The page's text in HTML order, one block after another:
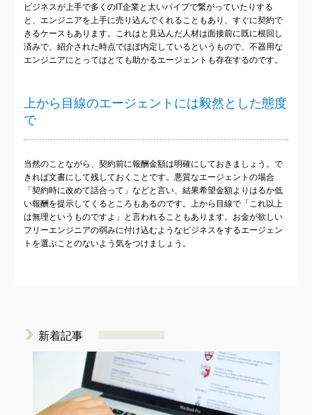
ビジネスが上手で多くのIT企業と太いパイプで繋がっていたりする
と、エンジニアを上手に売り込んでくれることもあり、すぐに契約で
きるケースもあります。これはと見込んだ人材は面接前に既に根回し
済みで、紹介された時点でほぼ内定しているというもので、不器用な
エンジニアにとってはとても助かるエージェントも存在するのです。
上から目線のエージェントには毅然とした態度
で
当然のことながら、契約前に報酬金額は明確にしておきましょう。で
きれば文書にして残しておくことです。悪質なエージェントの場合
「契約時に改めて話合って」などと言い、結果希望金額よりはるか低
い報酬を提示してくるところもあるのです。上から目線で「これ以上
は無理というものですよ」と言われることもあります。お金が欲しい
フリーエンジニアの弱みに付け込むようなビジネスをするエージェン
トを選ぶことのないよう気をつけましょう。
新着記事